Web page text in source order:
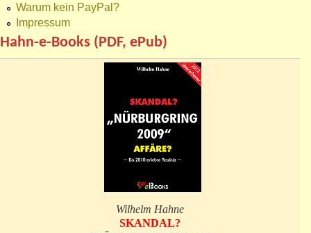
Warum kein PayPal?
Impressum
Hahn-e-Books (PDF, ePub)
Wilhelm Hahne
SKANDAL?